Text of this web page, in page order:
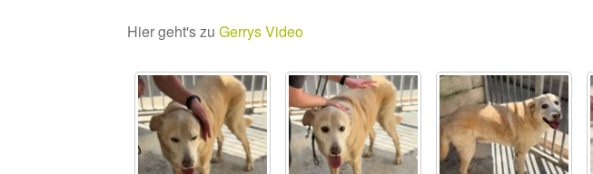
Hier geht's zuGerrys Video